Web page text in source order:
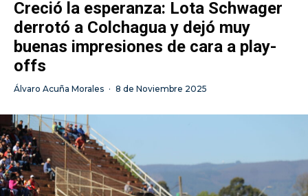
Creció la esperanza: Lota Schwager
derrotó a Colchagua y dejó muy
buenas impresiones de cara a play-
offs
Álvaro Acuña Morales · 8 de Noviembre 2025